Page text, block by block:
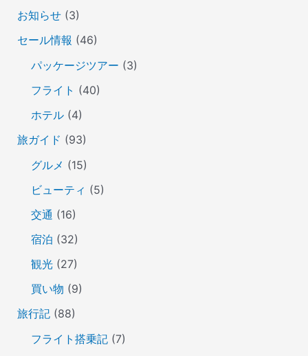
お知らせ(3)
セール情報 (46)
パッケージツアー (3)
フライト (40)
ホテル(4)
旅ガイド (93)
グルメ (15)
ビューティ (5)
交通 (16)
宿泊 (32)
観光(27)
買い物 (9)
旅行記(88)
フライト搭乗記(7)